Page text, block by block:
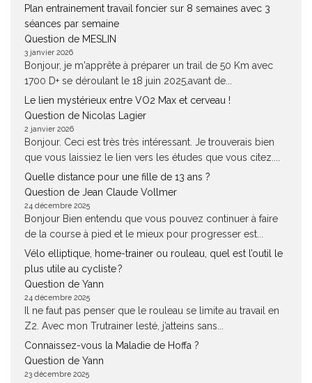
Plan entrainement travail foncier sur 8 semaines avec 3
séances par semaine
Question de MESLIN
3 janvier 2026
Bonjour, je m'apprête à préparer un trail de 50 Km avec
1700 D+ se déroulant le 18 juin 2025,avant de...
Le lien mystérieux entre VO2 Max et cerveau !
Question de Nicolas Lagier
2 janvier 2026
Bonjour. Ceci est très très intéressant. Je trouverais bien
que vous laissiez le lien vers les études que vous citez....
Quelle distance pour une fille de 13 ans ?
Question de Jean Claude Vollmer
24 décembre 2025
Bonjour Bien entendu que vous pouvez continuer à faire
de la course à pied et le mieux pour progresser est...
Vélo elliptique, home-trainer ou rouleau, quel est l’outil le
plus utile au cycliste ?
Question de Yann
24 décembre 2025
Il ne faut pas penser que le rouleau se limite au travail en
Z2. Avec mon Trutrainer lesté, j’atteins sans...
Connaissez-vous la Maladie de Hoffa ?
Question de Yann
23 décembre 2025